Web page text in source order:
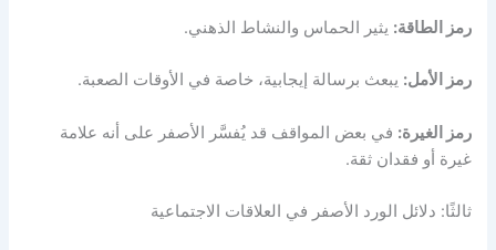
رمز الطاقة: يثير الحماس والنشاط الذهني.
رمز الأمل: يبعث برسالة إيجابية، خاصة في الأوقات الصعبة.
رمز الغيرة: في بعض المواقف قد يُفسَّر الأصفر على أنه علامة
غيرة أو فقدان ثقة.
ثالثًا: دلائل الورد الأصفر في العلاقات الاجتماعية